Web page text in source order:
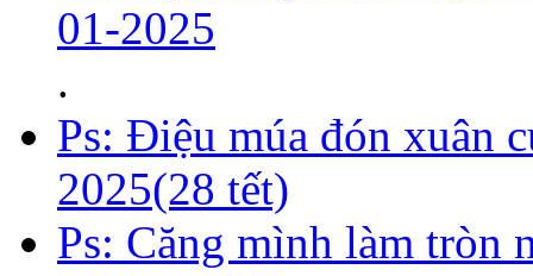
01-2025
.
Ps: Điệu múa đón xuân
2025(28 tết)
Ps: Căng mình làm tròn